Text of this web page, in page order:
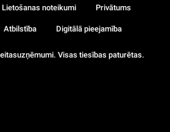
Visas tiesības paturētas.
Lietošanas noteikumi Privātums
Atbilstība Digitālā pieejamība